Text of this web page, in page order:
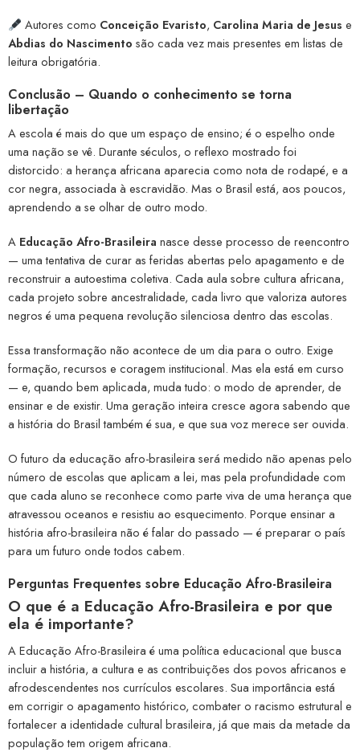
Autores como Conceição Evaristo, Carolina Maria de Jesus e
Abdias do Nascimento são cada vez mais presentes em listas de
leitura obrigatória.
Conclusão – Quando o conhecimento se torna
libertação
A escola é mais do que um espaço de ensino; é o espelho onde
uma nação se vê. Durante séculos, o reflexo mostrado foi
distorcido: a herança africana aparecia como nota de rodapé, e a
cor negra, associada à escravidão. Mas o Brasil está, aos poucos,
aprendendo a se olhar de outro modo.
A Educação Afro-Brasileira nasce desse processo de reencontro
— uma tentativa de curar as feridas abertas pelo apagamento e de
reconstruir a autoestima coletiva. Cada aula sobre cultura africana,
cada projeto sobre ancestralidade, cada livro que valoriza autores
negros é uma pequena revolução silenciosa dentro das escolas.
Essa transformação não acontece de um dia para o outro. Exige
formação, recursos e coragem institucional. Mas ela está em curso
— e, quando bem aplicada, muda tudo: o modo de aprender, de
ensinar e de existir. Uma geração inteira cresce agora sabendo que
a história do Brasil também é sua, e que sua voz merece ser ouvida.
O futuro da educação afro-brasileira será medido não apenas pelo
número de escolas que aplicam a lei, mas pela profundidade com
que cada aluno se reconhece como parte viva de uma herança que
atravessou oceanos e resistiu ao esquecimento. Porque ensinar a
história afro-brasileira não é falar do passado — é preparar o país
para um futuro onde todos cabem.
Perguntas Frequentes sobre Educação Afro-Brasileira
O que é a Educação Afro-Brasileira e por que
ela é importante?
A Educação Afro-Brasileira é uma política educacional que busca
incluir a história, a cultura e as contribuições dos povos africanos e
afrodescendentes nos currículos escolares. Sua importância está
em corrigir o apagamento histórico, combater o racismo estrutural e
fortalecer a identidade cultural brasileira, já que mais da metade da
população tem origem africana.